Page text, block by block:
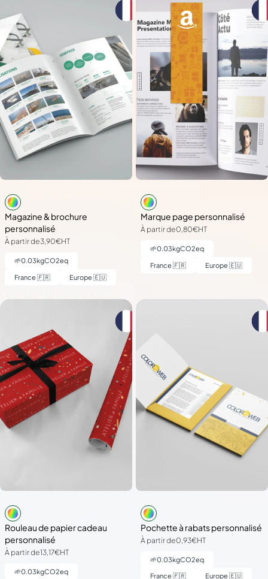
Magazine & brochure
personnalisé
À partir de3,90€HT
🌱0.03kgCO2eq
France 🇫🇷 Europe 🇪🇺
Marque page personnalisé
À partir de0,80€HT
🌱0.03kgCO2eq
France 🇫🇷 Europe 🇪🇺
Rouleau de papier cadeau
personnalisé
À partir de13,17€HT
🌱0.03kgCO2eq
Pochette à rabats personnalisé
À partir de0,93€HT
🌱0.03kgCO2eq
France 🇫🇷 Europe 🇪🇺